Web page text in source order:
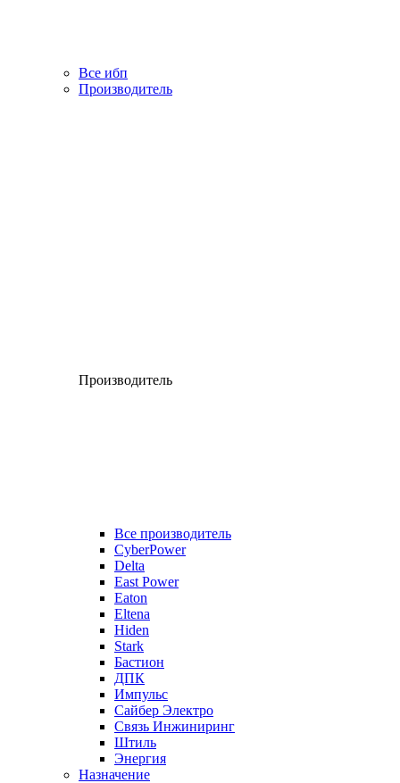
Все ибп
Производитель
Производитель
Все производитель
CyberPower
Delta
East Power
Eaton
Eltena
Hiden
Stark
Бастион
ДПК
Импульс
Сайбер Электро
Связь Инжиниринг
Штиль
Энергия
Назначение